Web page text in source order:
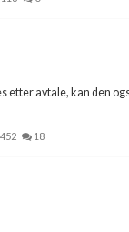
etter avtale, kan den
452 18